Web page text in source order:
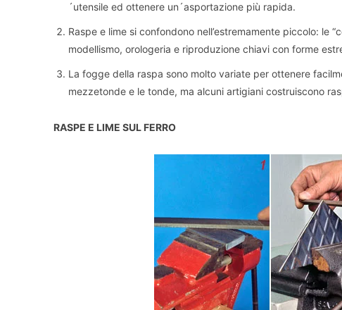
´utensile ed ottenere un´asportazione più rapida.
Raspe e lime si confondono nell’estremamente piccolo: le
modellismo, orologeria e riproduzione chiavi con forme
La fogge della raspa sono molto variate per ottenere
mezzetonde e le tonde, ma alcuni artigiani costruiscono
RASPE E LIME SUL FERRO